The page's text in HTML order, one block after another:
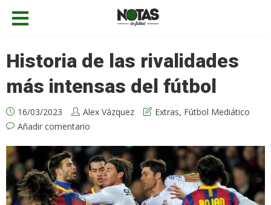
Historia de las rivalidades
más intensas del fútbol
16/03/2023 Alex Vázquez Extras, Fútbol Mediático
Añadir comentario